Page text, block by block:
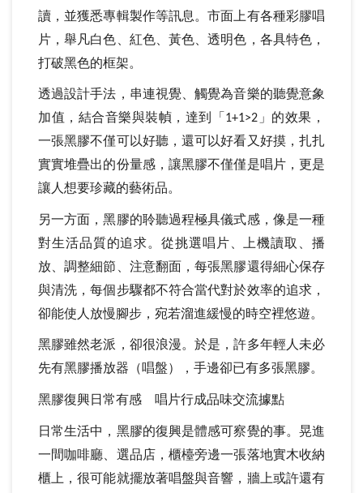
讀，並獲悉專輯製作等訊息。市面上有各種彩膠唱
片，舉凡白色、紅色、黃色、透明色，各具特色，
打破黑色的框架。
透過設計手法，串連視覺、觸覺為音樂的聽覺意象
加值，結合音樂與裝幀，達到「 1+1>2 」的效果，
一張黑膠不僅可以好聽，還可以好看又好摸，扎扎
實實堆疊出的份量感，讓黑膠不僅僅是唱片，更是
讓人想要珍藏的藝術品。
另一方面，黑膠的聆聽過程極具儀式感，像是一種
對生活品質的追求。從挑選唱片、上機讀取、播
放、調整細節、注意翻面，每張黑膠還得細心保存
與清洗，每個步驟都不符合當代對於效率的追求，
卻能使人放慢腳步，宛若溜進緩慢的時空裡悠遊。
黑膠雖然老派，卻很浪漫。於是，許多年輕人未必
先有黑膠播放器（唱盤），手邊卻已有多張黑膠。
黑膠復興日常有感 唱片行成品味交流據點
日常生活中，黑膠的復興是體感可察覺的事。晃進
一間咖啡廳、選品店，櫃檯旁邊一張落地實木收納
櫃上，很可能就擺放著唱盤與音響，牆上或許還有